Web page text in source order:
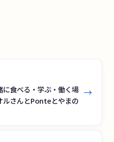
に食べる・学ぶ・働く場
ルさんとPonteとやまの
→